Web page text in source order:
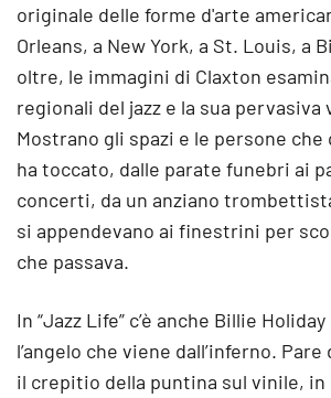
originale delle forme d'arte
Orleans, a New York, a St. Louis, a
oltre, le immagini di Claxton
regionali del jazz e la sua
Mostrano gli spazi e le persone che
ha toccato, dalle parate funebri ai
concerti, da un anziano
si appendevano ai finestrini per
che passava.
In “Jazz Life” c’è anche Billie
l’angelo che viene dall’inferno.
il crepitio della puntina sul vinile, in